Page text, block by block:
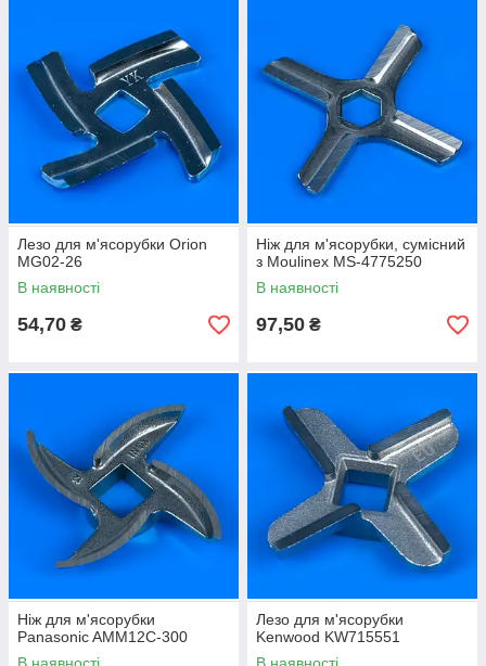
Лезо для м'ясорубки Orion
MG02-26
В наявності
54,70 ₴
Ніж для м'ясорубки, сумісний
з Moulinex MS-4775250
В наявності
97,50 ₴
Ніж для м'ясорубки
Panasonic AMM12C-300
Лезо для м'ясорубки
Kenwood KW715551